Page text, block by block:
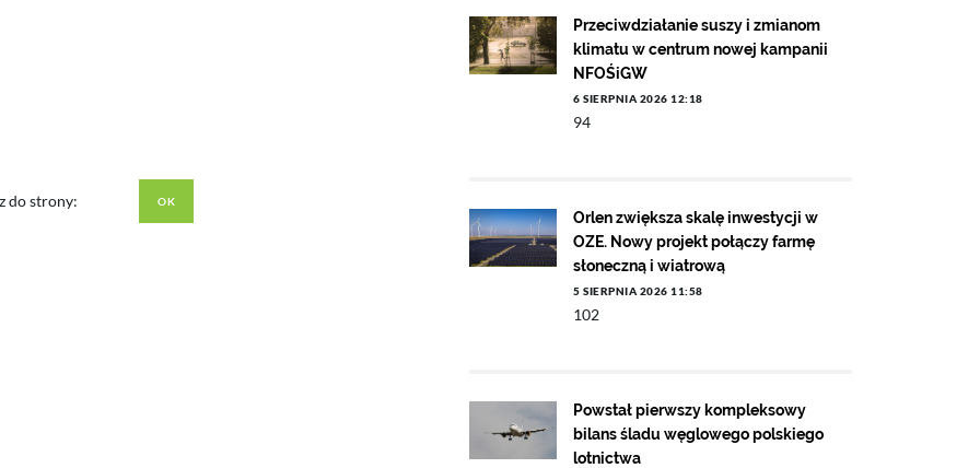
do strony:
Przeciwdziałanie suszy i zmianom
klimatu w centrum nowej kampanii
NFOŚiGW
6 SIERPNIA 2026 12:18
94
Orlen zwiększa skalę inwestycji w
OZE. Nowy projekt połączy farmę
słoneczną i wiatrową
5 SIERPNIA 2026 11:58
102
Powstał pierwszy kompleksowy
bilans śladu węglowego polskiego
lotnictwa